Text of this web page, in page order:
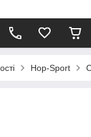
Hop-Sport